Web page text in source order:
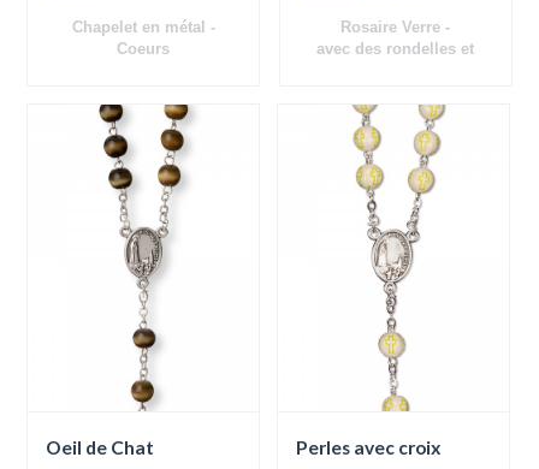
Chapelet en métal -
Coeurs
RosaireVerre-
avec des rondelles et
Oeil de Chat Perles avec croix